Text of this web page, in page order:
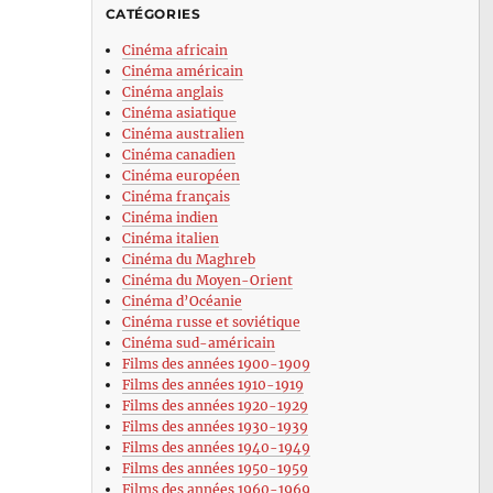
CATÉGORIES
Cinéma africain
Cinéma américain
Cinéma anglais
Cinéma asiatique
Cinéma australien
Cinéma canadien
Cinéma européen
Cinéma français
Cinéma indien
Cinéma italien
Cinéma du Maghreb
Cinéma du Moyen-Orient
Cinéma d’Océanie
Cinéma russe et soviétique
Cinéma sud-américain
Films des années 1900-1909
Films des années 1910-1919
Films des années 1920-1929
Films des années 1930-1939
Films des années 1940-1949
Films des années 1950-1959
Films des années 1960-1969